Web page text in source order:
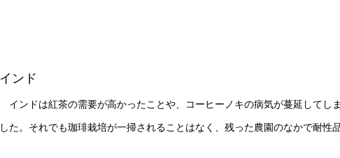
インド
インドは紅茶の需要が高かったことや、コーヒーノキの病気が蔓延してし
した。それでも珈琲栽培が一掃されることはなく、残った農園のなかで耐性